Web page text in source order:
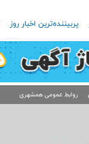
پربیننده‌ترین اخبار روز